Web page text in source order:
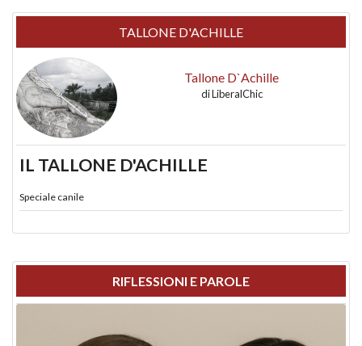
TALLONE D'ACHILLE
Tallone D`Achille
diLiberalChic
IL TALLONE D'ACHILLE
Speciale canile
RIFLESSIONI E PAROLE